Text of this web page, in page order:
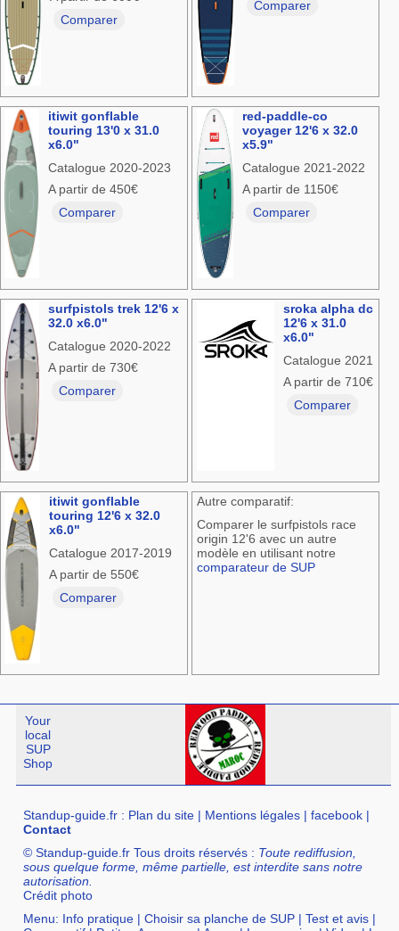
Comparer
Comparer
itiwit gonflable
touring 13'0 x 31.0
x6.0"
Catalogue 2020-2023
A partir de 450€
Comparer
red-paddle-co
voyager 12'6 x 32.0
x5.9"
Catalogue 2021-2022
A partir de 1150€
Comparer
surfpistols trek 12'6 x
32.0 x6.0"
Catalogue 2020-2022
A partir de 730€
Comparer
sroka alpha dc
12'6 x 31.0
x6.0"
Catalogue 2021
A partir de 710€
Comparer
itiwit gonflable
touring 12'6 x 32.0
x6.0"
Catalogue 2017-2019
A partir de 550€
Comparer
Autre comparatif:
Comparer le surfpistols race
origin 12'6 avec un autre
modèle en utilisant notre
comparateur de SUP
Your
local
SUP
Shop
Standup-guide.fr : Plan du site | Mentions légales |facebook |
Contact
© Standup-guide.fr Tous droits réservés : Toute rediffusion,
sous quelque forme, même partielle, est interdite sans notre
autorisation.
Crédit photo
Menu: Info pratique |Choisir sa planche de SUP |Test et avis |